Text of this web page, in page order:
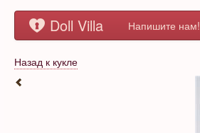
Doll Villa Напишите нам!
Назад к кукле